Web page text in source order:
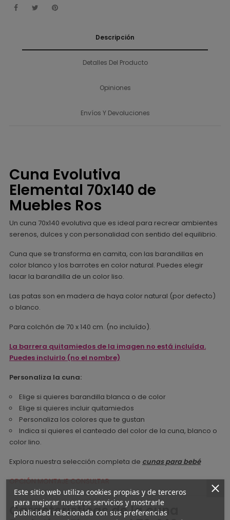
Descripción
Detalles Del Producto
Opiniones
Envíos Y Devoluciones
Cuna Evolutiva
Elemental 70x140 de
Muebles Ros
Un cuna 70x140 evolutiva que es ideal para recrear ambientes
serenos, dulces y con personalidad con sentido del equilibrio.
Cuna que se transforma en camita, con las barandillas en
color blanco y los barrotes en color natural. Puedes elegir
lacar la barandilla de un color liso.
Las patas son en madera de haya color natural (por defecto)
o blanco.
Para colchón de 70 x 140 cm. (no incluído).
La barrera quitamiedos de la imagen no está incluída.
Puedes incluirlo (no el nombre)
Personaliza la cuna:
Elige si quieres barandilla blanca o de color
Elige si quieres incluir quitamiedos
Personaliza los colores que te gustan
Indica si quieres el canteado del color de la cuna, blanco o
color lino.
Explora nuestra selección completa de cunas para bebé
OPCIÓN MONTAJE CONSULTAR
Características de la cuna
Este sitio web utiliza cookies propias y de terceros
para mejorar nuestros servicios y mostrarle
publicidad relacionada con sus preferencias